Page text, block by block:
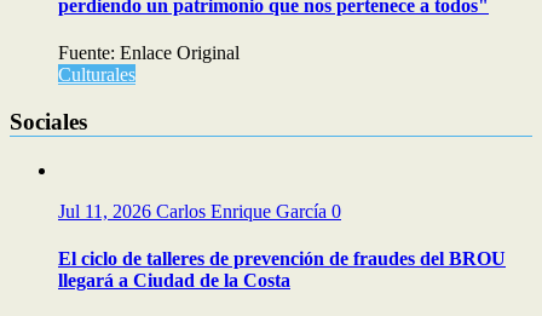
perdiendo un patrimonio que nos pertenece a todos"
Fuente: Enlace Original
Culturales
Sociales
Jul 11, 2026 Carlos Enrique García 0
El ciclo de talleres de prevención de fraudes del BROU
llegará a Ciudad de la Costa